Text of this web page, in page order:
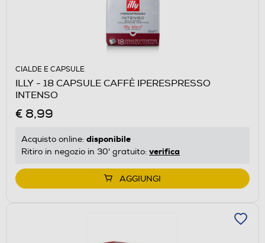
CIALDE E CAPSULE
ILLY - 18 CAPSULE CAFFÈ IPERESPRESSO
INTENSO
€ 8,99
Acquisto online: disponibile
Ritiro in negozio in 30' gratuito: verifica
AGGIUNGI